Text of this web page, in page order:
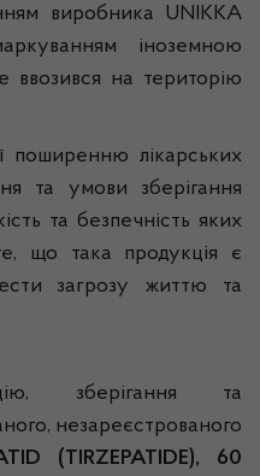
виробника UNIKKA
іноземною
на територію
поширенню лікарських
та умови зберігання
та безпечність яких
що така продукція є
загрозу життю та
зберігання та
незареєстрованого
(TIRZEPATIDE), 60